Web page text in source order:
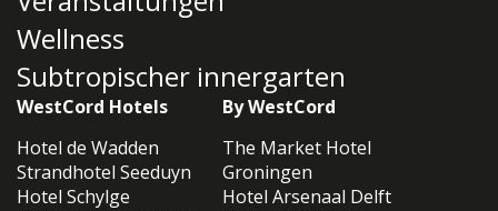
Wellness
Subtropischer innergarten
WestCord Hotels
Hotel de Wadden
Strandhotel Seeduyn
Hotel Schylge
By WestCord
The Market Hotel
Groningen
Hotel Arsenaal Delft